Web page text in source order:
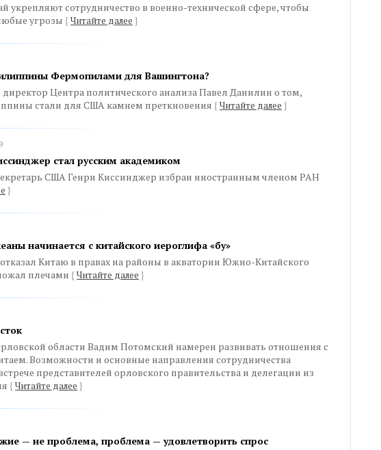
укрепляют сотрудничество в военно-технической сфере, чтобы
угрозы { Читайте далее }
Фермопилами для Вашингтона?
Центра политического анализа Павел Данилин о том,
стали для США камнем преткновения { Читайте далее }
стал русским академиком
США Генри Киссинджер избран иностранным членом РАН
}
начинается с китайского иероглифа «бу»
отказал Китаю в правах на районы в акватории Южно-Китайского
плечами { Читайте далее }
области Вадим Потомский намерен развивать отношения с
Возможности и основные направления сотрудничества
представителей орловского правительства и делегации из
{ Читайте далее }
— не проблема, проблема — удовлетворить спрос